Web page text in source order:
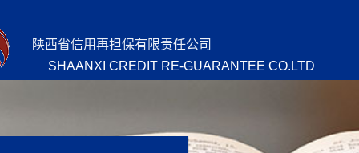
陕西省信用再担保有限责任公司
SHAANXI CREDIT RE-GUARANTEE CO.LTD